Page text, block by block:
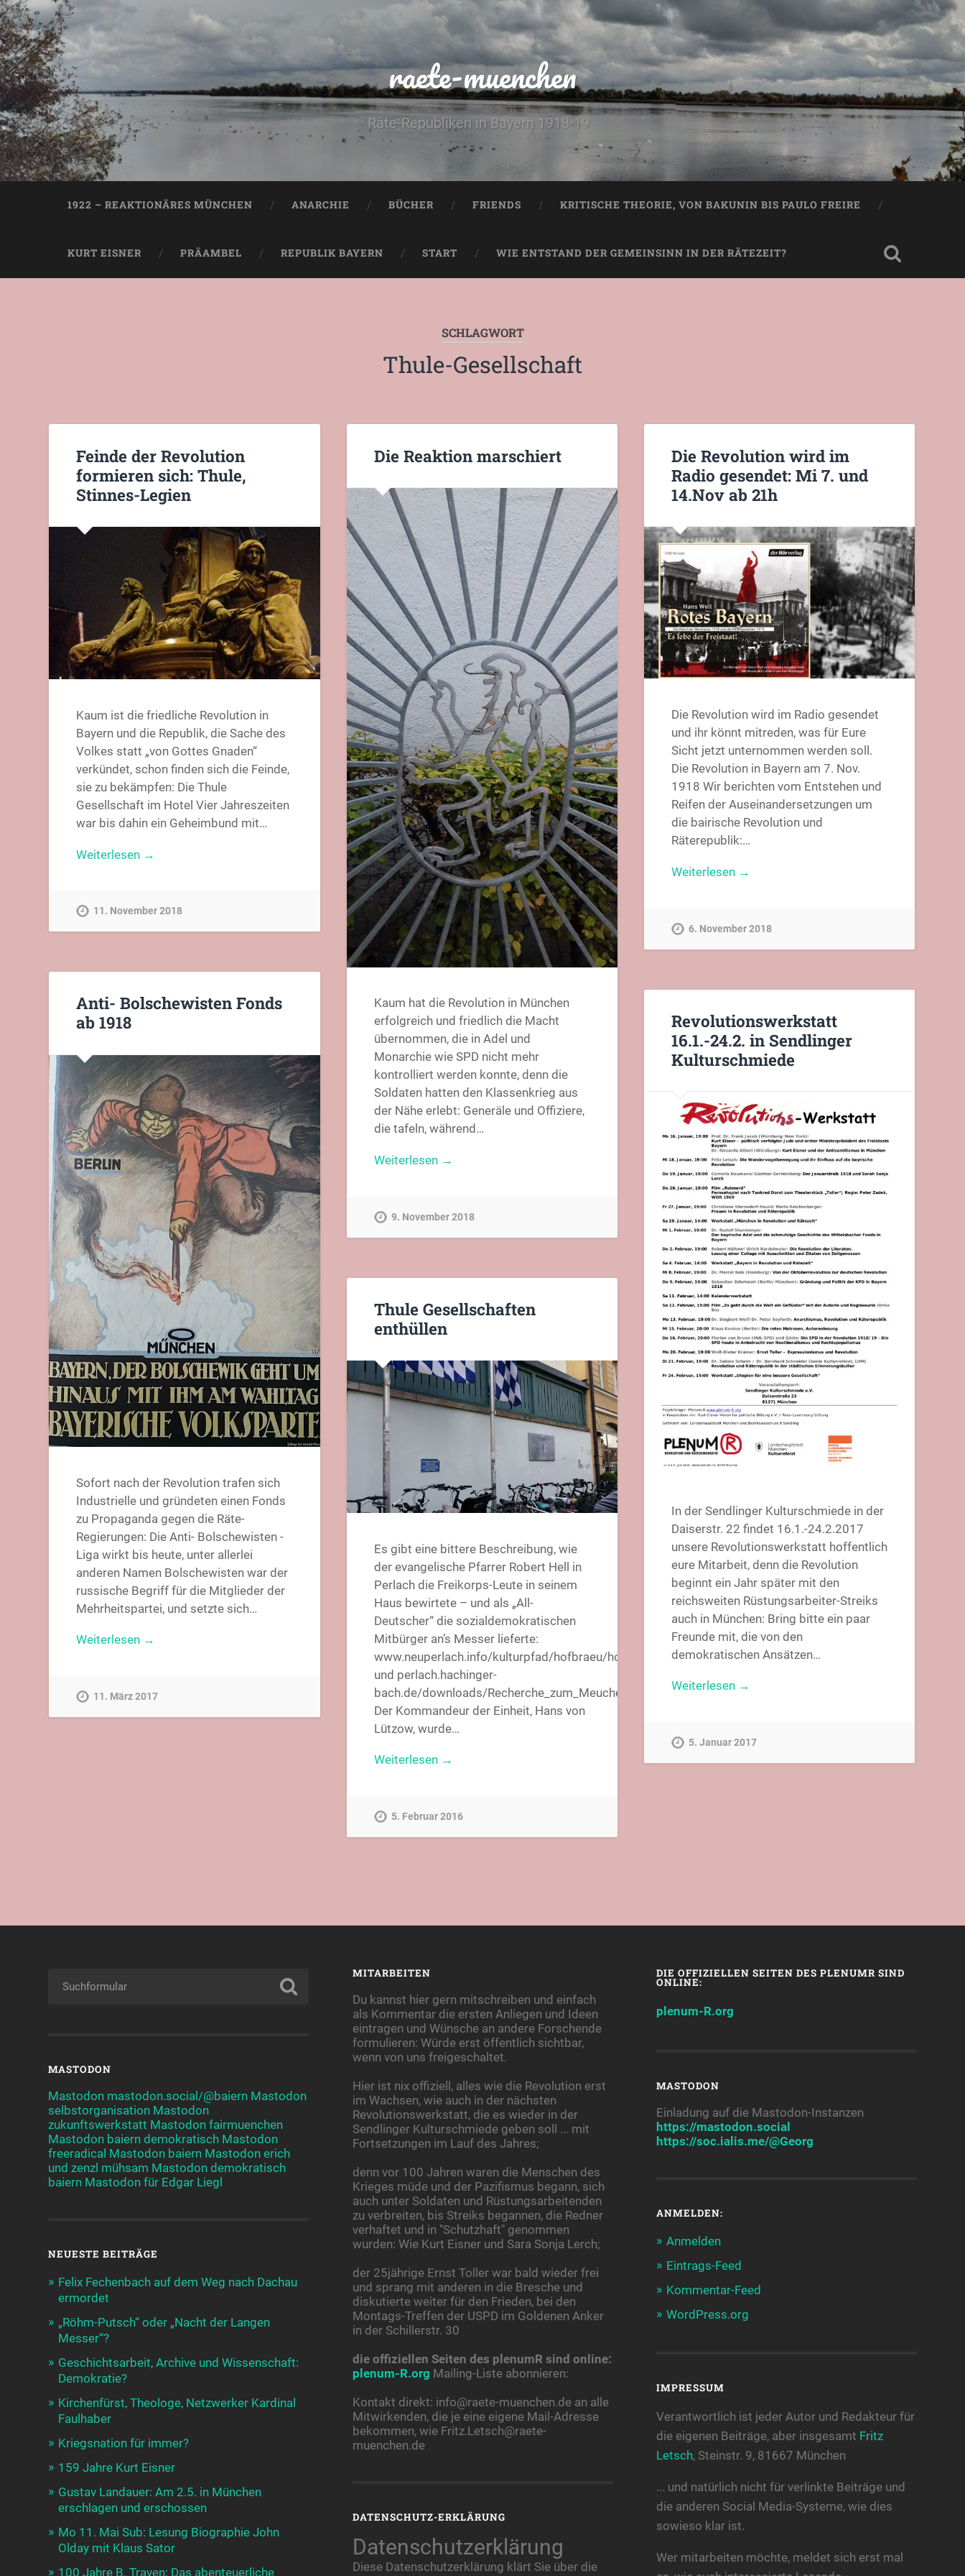
raete-muenchen
Räte-Republiken in Bayern 1918-19 -
1922 – REAKTIONÄRES MÜNCHEN ANARCHIE BÜCHER FRIENDS KRITISCHE THEORIE, VON BAKUNIN BIS PAULO FREIRE
KURT EISNER PRÄAMBEL REPUBLIK BAYERN START WIE ENTSTAND DER GEMEINSINN IN DER RÄTEZEIT?
SCHLAGWORT
Thule-Gesellschaft
Feinde der Revolution
formieren sich: Thule,
Stinnes-Legien
Kaum ist die friedliche Revolution in
Bayern und die Republik, die Sache des
Volkes statt „von Gottes Gnaden“
verkündet, schon finden sich die Feinde,
sie zu bekämpfen: Die Thule
Gesellschaft im Hotel Vier Jahreszeiten
war bis dahin ein Geheimbund mit…
Weiterlesen →
11. November 2018
Die Reaktion marschiert
Kaum hat die Revolution in München
erfolgreich und friedlich die Macht
übernommen, die in Adel und
Monarchie wie SPD nicht mehr
kontrolliert werden konnte, denn die
Soldaten hatten den Klassenkrieg aus
der Nähe erlebt: Generäle und Offiziere,
die tafeln, während…
Weiterlesen →
9. November 2018
Die Revolution wird im
Radio gesendet: Mi 7. und
14.Nov ab 21h
Die Revolution wird im Radio gesendet
und ihr könnt mitreden, was für Eure
Sicht jetzt unternommen werden soll.
Die Revolution in Bayern am 7. Nov.
1918 Wir berichten vom Entstehen und
Reifen der Auseinandersetzungen um
die bairische Revolution und
Räterepublik:…
Weiterlesen →
6. November 2018
Anti- Bolschewisten Fonds
ab 1918
Sofort nach der Revolution trafen sich
Industrielle und gründeten einen Fonds
zu Propaganda gegen die Räte-
Regierungen: Die Anti- Bolschewisten -
Liga wirkt bis heute, unter allerlei
anderen Namen Bolschewisten war der
russische Begriff für die Mitglieder der
Mehrheitspartei, und setzte sich…
Weiterlesen →
11. März 2017
Revolutionswerkstatt
16.1.-24.2. in Sendlinger
Kulturschmiede
In der Sendlinger Kulturschmiede in der
Daiserstr. 22 findet 16.1.-24.2.2017
unsere Revolutionswerkstatt hoffentlich
eure Mitarbeit, denn die Revolution
beginnt ein Jahr später mit den
reichsweiten Rüstungsarbeiter-Streiks
auch in München: Bring bitte ein paar
Freunde mit, die von den
demokratischen Ansätzen…
Weiterlesen →
5. Januar 2017
Thule Gesellschaften
enthüllen
Es gibt eine bittere Beschreibung, wie
der evangelische Pfarrer Robert Hell in
Perlach die Freikorps-Leute in seinem
Haus bewirtete – und als „All-
Deutscher“ die sozialdemokratischen
Mitbürger an’s Messer lieferte:
www.neuperlach.info/kulturpfad/hofbraeu/hofbraeukeller.htm
und perlach.hachinger-
bach.de/downloads/Recherche_zum_Meuchelmord_an_Perlacher_Buerger.pdf
Der Kommandeur der Einheit, Hans von
Lützow, wurde…
Weiterlesen →
5. Februar 2016
MASTODON
Mastodon mastodon.social/@baiern Mastodon
selbstorganisation Mastodon
zukunftswerkstatt Mastodon fairmuenchen
Mastodon baiern demokratisch Mastodon
freeradical Mastodon baiern Mastodon erich
und zenzl mühsam Mastodon demokratisch
baiern Mastodon für Edgar Liegl
NEUESTE BEITRÄGE
Felix Fechenbach auf dem Weg nach Dachau
ermordet
„Röhm-Putsch“ oder „Nacht der Langen
Messer“?
Geschichtsarbeit, Archive und Wissenschaft:
Demokratie?
Kirchenfürst, Theologe, Netzwerker Kardinal
Faulhaber
Kriegsnation für immer?
159 Jahre Kurt Eisner
Gustav Landauer: Am 2.5. in München
erschlagen und erschossen
Mo 11. Mai Sub: Lesung Biographie John
Olday mit Klaus Sator
100 Jahre B. Traven: Das abenteuerliche
MITARBEITEN
Du kannst hier gern mitschreiben und einfach
als Kommentar die ersten Anliegen und Ideen
eintragen und Wünsche an andere Forschende
formulieren: Würde erst öffentlich sichtbar,
wenn von uns freigeschaltet.
Hier ist nix offiziell, alles wie die Revolution erst
im Wachsen, wie auch in der nächsten
Revolutionswerkstatt, die es wieder in der
Sendlinger Kulturschmiede geben soll ... mit
Fortsetzungen im Lauf des Jahres;
denn vor 100 Jahren waren die Menschen des
Krieges müde und der Pazifismus begann, sich
auch unter Soldaten und Rüstungsarbeitenden
zu verbreiten, bis Streiks begannen, die Redner
verhaftet und in "Schutzhaft" genommen
wurden: Wie Kurt Eisner und Sara Sonja Lerch;
der 25jährige Ernst Toller war bald wieder frei
und sprang mit anderen in die Bresche und
diskutierte weiter für den Frieden, bei den
Montags-Treffen der USPD im Goldenen Anker
in der Schillerstr. 30
die offiziellen Seiten des plenumR sind online:
plenum-R.org Mailing-Liste abonnieren:
Kontakt direkt: info@raete-muenchen.de an alle
Mitwirkenden, die je eine eigene Mail-Adresse
bekommen, wie Fritz.Letsch@raete-
muenchen.de
DATENSCHUTZ-ERKLÄRUNG
Datenschutzerklärung
Diese Datenschutzerklärung klärt Sie über die
DIE OFFIZIELLEN SEITEN DES PLENUMR SIND
ONLINE:
plenum-R.org
MASTODON
Einladung auf die Mastodon-Instanzen
https://mastodon.social
https://soc.ialis.me/@Georg
ANMELDEN:
Anmelden
Eintrags-Feed
Kommentar-Feed
WordPress.org
IMPRESSUM
Verantwortlich ist jeder Autor und Redakteur für
die eigenen Beiträge, aber insgesamt Fritz
Letsch, Steinstr. 9, 81667 München
... und natürlich nicht für verlinkte Beiträge und
die anderen Social Media-Systeme, wie dies
sowieso klar ist.
Wer mitarbeiten möchte, meldet sich erst mal